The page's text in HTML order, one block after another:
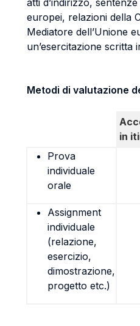
atti d’indirizzo,
europei, relazioni della
Mediatore dell’Unione
un’esercitazione scritta
Metodi di valutazione
in
Prova
individuale
orale
Assignment
individuale
(relazione,
esercizio,
dimostrazione,
progetto etc.)